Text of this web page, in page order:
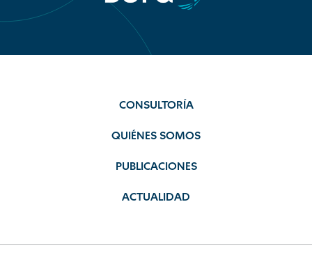
CONSULTORÍA
QUIÉNES SOMOS
PUBLICACIONES
ACTUALIDAD